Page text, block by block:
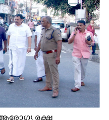
രാധാകൃഷ്ണൻ എന്നിവർ